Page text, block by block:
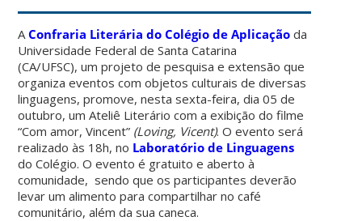
AConfraria Literária do Colégio de Aplicação da
Universidade Federal de Santa Catarina
(CA/UFSC), um projeto de pesquisa e extensão que
organiza eventos com objetos culturais de diversas
linguagens, promove, nesta sexta-feira, dia 05 de
outubro, um Ateliê Literário com a exibição do filme
“Com amor, Vincent” (Loving, Vicent). O evento será
realizado às 18h, no Laboratório de Linguagens
do Colégio. O evento é gratuito e aberto à
comunidade, sendo que os participantes deverão
levar um alimento para compartilhar no café
comunitário, além da sua caneca.